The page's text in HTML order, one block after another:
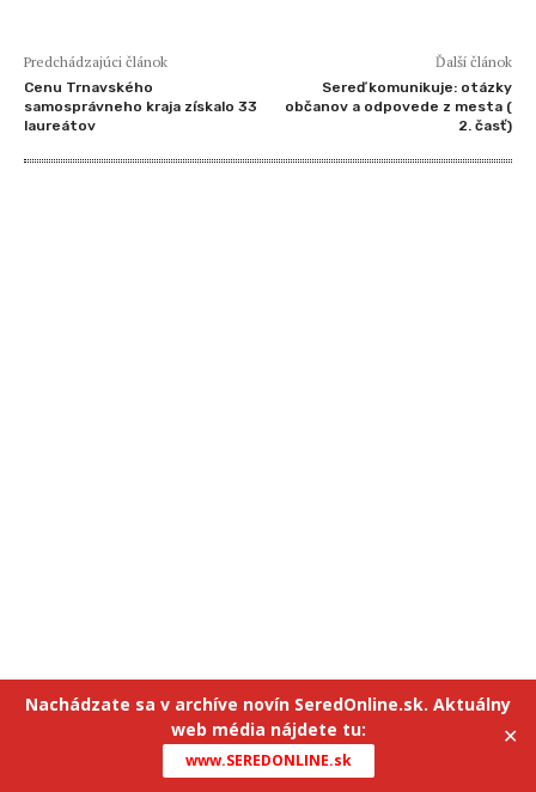
Nachádzate sa v archíve novín SeredOnline.sk. Aktuálny
web média nájdete tu:
www.SEREDONLINE.sk
✕
Predchádzajúci článok
Cenu Trnavského
samosprávneho kraja získalo 33
laureátov
Ďalší článok
Sereď komunikuje: otázky
občanov a odpovede z mesta (
2. časť)